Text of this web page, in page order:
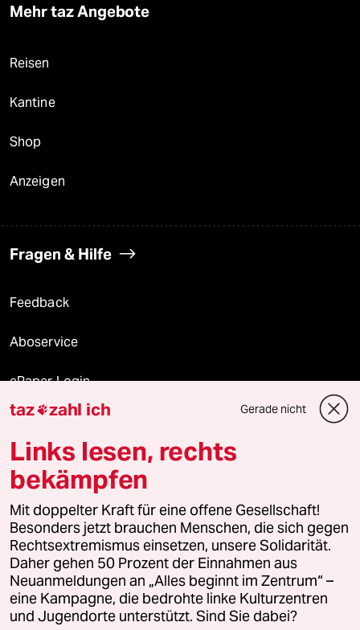
Mehr taz Angebote
Reisen
Kantine
Shop
Anzeigen
Fragen & Hilfe
Feedback
Aboservice
ePaper Login
Downloads für Abonnierende
© 2026 taz Verlags und Vertriebs GmbH
Alle Rechte vorbehalten. Bei rechtlichen Fragen oder für Genehmigungen
wenden Sie sich bitte an
lizenzen@taz.de
Feedback Redaktionsstatut Kommune-Richtlinien
Leitlinie Informant Datenschutz Impressum AGB
taz zahl ich Gerade nicht
Links lesen, rechts
bekämpfen
Mit doppelter Kraft für eine offene Gesellschaft!
Besonders jetzt brauchen Menschen, die sich gegen
Rechtsextremismus einsetzen, unsere Solidarität.
Daher gehen 50 Prozent der Einnahmen aus
Neuanmeldungen an „Alles beginnt im Zentrum“ –
eine Kampagne, die bedrohte linke Kulturzentren
und Jugendorte unterstützt. Sind Sie dabei?